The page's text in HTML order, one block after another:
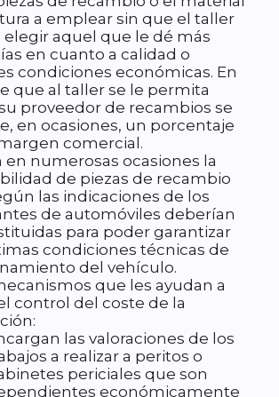
a emplear sin que el taller
elegir aquel que le dé más
en cuanto a calidad o
condiciones económicas. En
que al taller se le permita
proveedor de recambios se
en ocasiones, un porcentaje
comercial.
en numerosas ocasiones la
de piezas de recambio
las indicaciones de los
de automóviles deberían
para poder garantizar
condiciones técnicas de
del vehículo.
que les ayudan a
control del coste de la
las valoraciones de los
a realizar a peritos o
periciales que son
económicamente